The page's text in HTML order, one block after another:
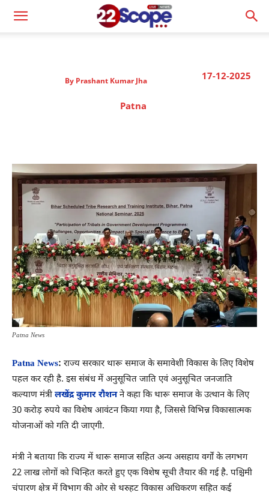
17-12-2025
By Prashant Kumar Jha
Patna
Patna News
Patna News: राज्य सरकार थारू समाज के समावेशी विकास के लिए विशेष
पहल कर रही है. इस संबंध में अनुसूचित जाति एवं अनुसूचित जनजाति
कल्याण मंत्री लखेंद्र कुमार रौशनने कहा कि थारू समाज के उत्थान के लिए
30 करोड़ रुपये का विशेष आवंटन किया गया है, जिससे विभिन्न विकासात्मक
योजनाओं को गति दी जाएगी.
मंत्री ने बताया कि राज्य में थारू समाज सहित अन्य असहाय वर्गों के लगभग
22 लाख लोगों को चिन्हित करते हुए एक विशेष सूची तैयार की गई है. पश्चिमी
चंपारण क्षेत्र में विभाग की ओर से थरुहट विकास अधिकरण सहित कई